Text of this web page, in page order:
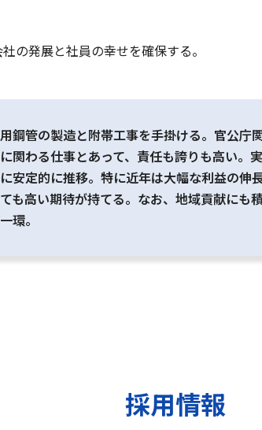
の発展と社員の幸せを確保する。
鋼管の製造と附帯工事を手掛ける。官公庁
関わる仕事とあって、責任も誇りも高い。
安定的に推移。特に近年は大幅な利益の伸
も高い期待が持てる。なお、地域貢献にも
環。
採用情報